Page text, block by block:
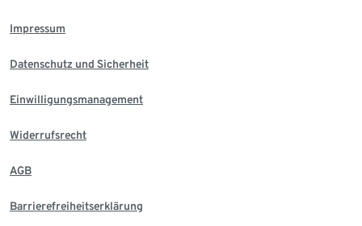
Impressum
Datenschutz und Sicherheit
Einwilligungsmanagement
Widerrufsrecht
AGB
Barrierefreiheitserklärung